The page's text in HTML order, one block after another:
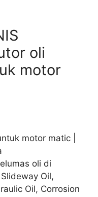
oli
motor
motor matic |
oli di
Oil,
Oil, Corrosion